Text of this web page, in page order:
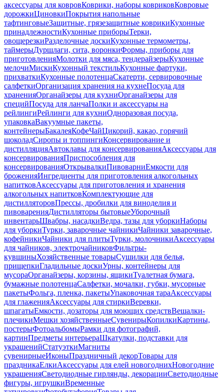
аксессуары для ковровКоврики, наборы ковриковКовровые
дорожкиЦиновкиПокрытия напольные
тафтинговыеЗащитные, грязезащитные коврикиКухонные
принадлежностиКухонные приборыТерки,
овощерезкиРазделочные доскиКухонные термометры,
таймерыДуршлаги, сита, воронкиФормы, приборы для
приготовленияМолотки для мяса, тендерайзерыКухонные
мелочиМискиКухонный текстильКухонные фартуки,
прихваткиКухонные полотенцаСкатерти, сервировочные
салфеткиОрганизация хранения на кухнеПосуда для
храненияОрганайзеры для кухниОрганайзеры для
специйПосуда для ланчаПолки и аксессуары на
рейлингиРейлинги для кухниОдноразовая посуда,
упаковкаВакуумные пакеты,
контейнерыБакалеяКофеЧайЦикорий, какао, горячий
шоколадСиропы и топпингиКонсервирование и
дистилляцияАвтоклавы для консервированияАксессуары для
консервированияПриспособления для
консервированияОткрывалкиПивоварниЕмкости для
броженияИнгредиенты для приготовления алкогольных
напитковАксессуары для приготовления и хранения
алкогольных напитковКомплектующие для
дистилляторовПрессы, дробилки для виноделия и
пивоваренияДистилляторы бытовыеУборочный
инвентарьШвабры, насадкиВедра, тазы для уборкиНаборы
для уборкиТурки, заварочные чайникиЧайники заварочные,
кофейникиЧайники для плитыТурки, молочникиАксессуары
для чайников, электрочайниковФильтры-
кувшиныХозяйственные товарыСушилки для белья,
прищепкиГладильные доскиУрны, контейнеры для
мусораОрганайзеры, корзины, ящикиТуалетная бумага,
бумажные полотенцаСалфетки, мочалки, губки, мусорные
пакетыФольга, пленка, пакетыУпаковочная тараАксессуары
для глаженияАксессуары для стиркиВеревки,
шпагатыЕмкости, дозаторы для моющих средствВешалки-
плечикиМешки хозяйственныеСувенирыКопилкиКартины,
постерыФотоальбомыРамки для фотографий,
картинПредметы интерьераШкатулки, подставки для
украшенийСтатуэткиМагниты
сувенирныеИконыПраздничный декорТовары для
праздникаЕлкиАксессуары для елей новогоднихНовогодние
украшенияСветодиодные гирлянды, декорацииСветодиодные
фигуры, игрушкиВременные